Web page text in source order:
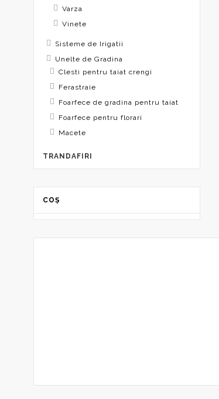
Varza
Vinete
Sisteme de Irigatii
Unelte de Gradina
Clesti pentru taiat crengi
Ferastraie
Foarfece de gradina pentru taiat
Foarfece pentru florari
Macete
TRANDAFIRI
COȘ